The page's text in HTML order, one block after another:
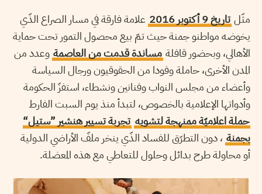
مثّل تاريخ 9 أكتوبر 2016
علامة فارقة في مسار الصراع الذّي
يخوضه مواطنو جمنة حيث تمّ بيع محصول التمور تحت حماية
الأهالي، وبحضور قافلة مساندة قدمت من العاصمة وعدد من
المدن الأخرى، حاملة وفودا من الحقوقيون ورجال السياسة
وأعضاء من مجلس النواب وفنانين ونشطاء، استفزّ الحكومة
وأدواتها الإعلامية بالخصوص، لتبدأ منذ يوم السبت الفارط
حملة اعلاميّة ممنهجة لتشويه تجربة تسيير هنشير ”ستيل“
بجمنة ، دون التطرّق للفساد الذّي ينخر ملفّ الأراضي الدولية
أو محاولة طرح بدائل وحلول للتعاطي مع هذه المعضلة.